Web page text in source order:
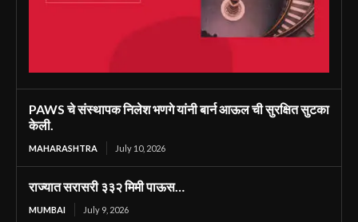
PAWS चे संस्थापक निलेश भणगे यांनी बार्न आऊल ची सुरक्षित सुटका
केली.
MAHARASHTRA July 10, 2026
राज्यात सरासरी ३३२ मिमी पाऊस…
MUMBAI July 9, 2026